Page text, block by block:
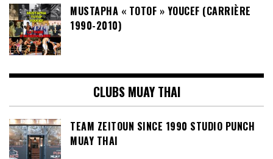
MUSTAPHA « TOTOF » YOUCEF (CARRIÈRE
1990-2010)
CLUBS MUAY THAI
TEAM ZEITOUN SINCE 1990 STUDIO PUNCH
MUAY THAI